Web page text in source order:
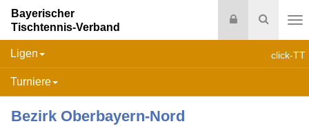
Suche
Login
Bayerischer
Tischtennis-Verband
click-TT
Ligen
Turniere
Bezirk Oberbayern-Nord